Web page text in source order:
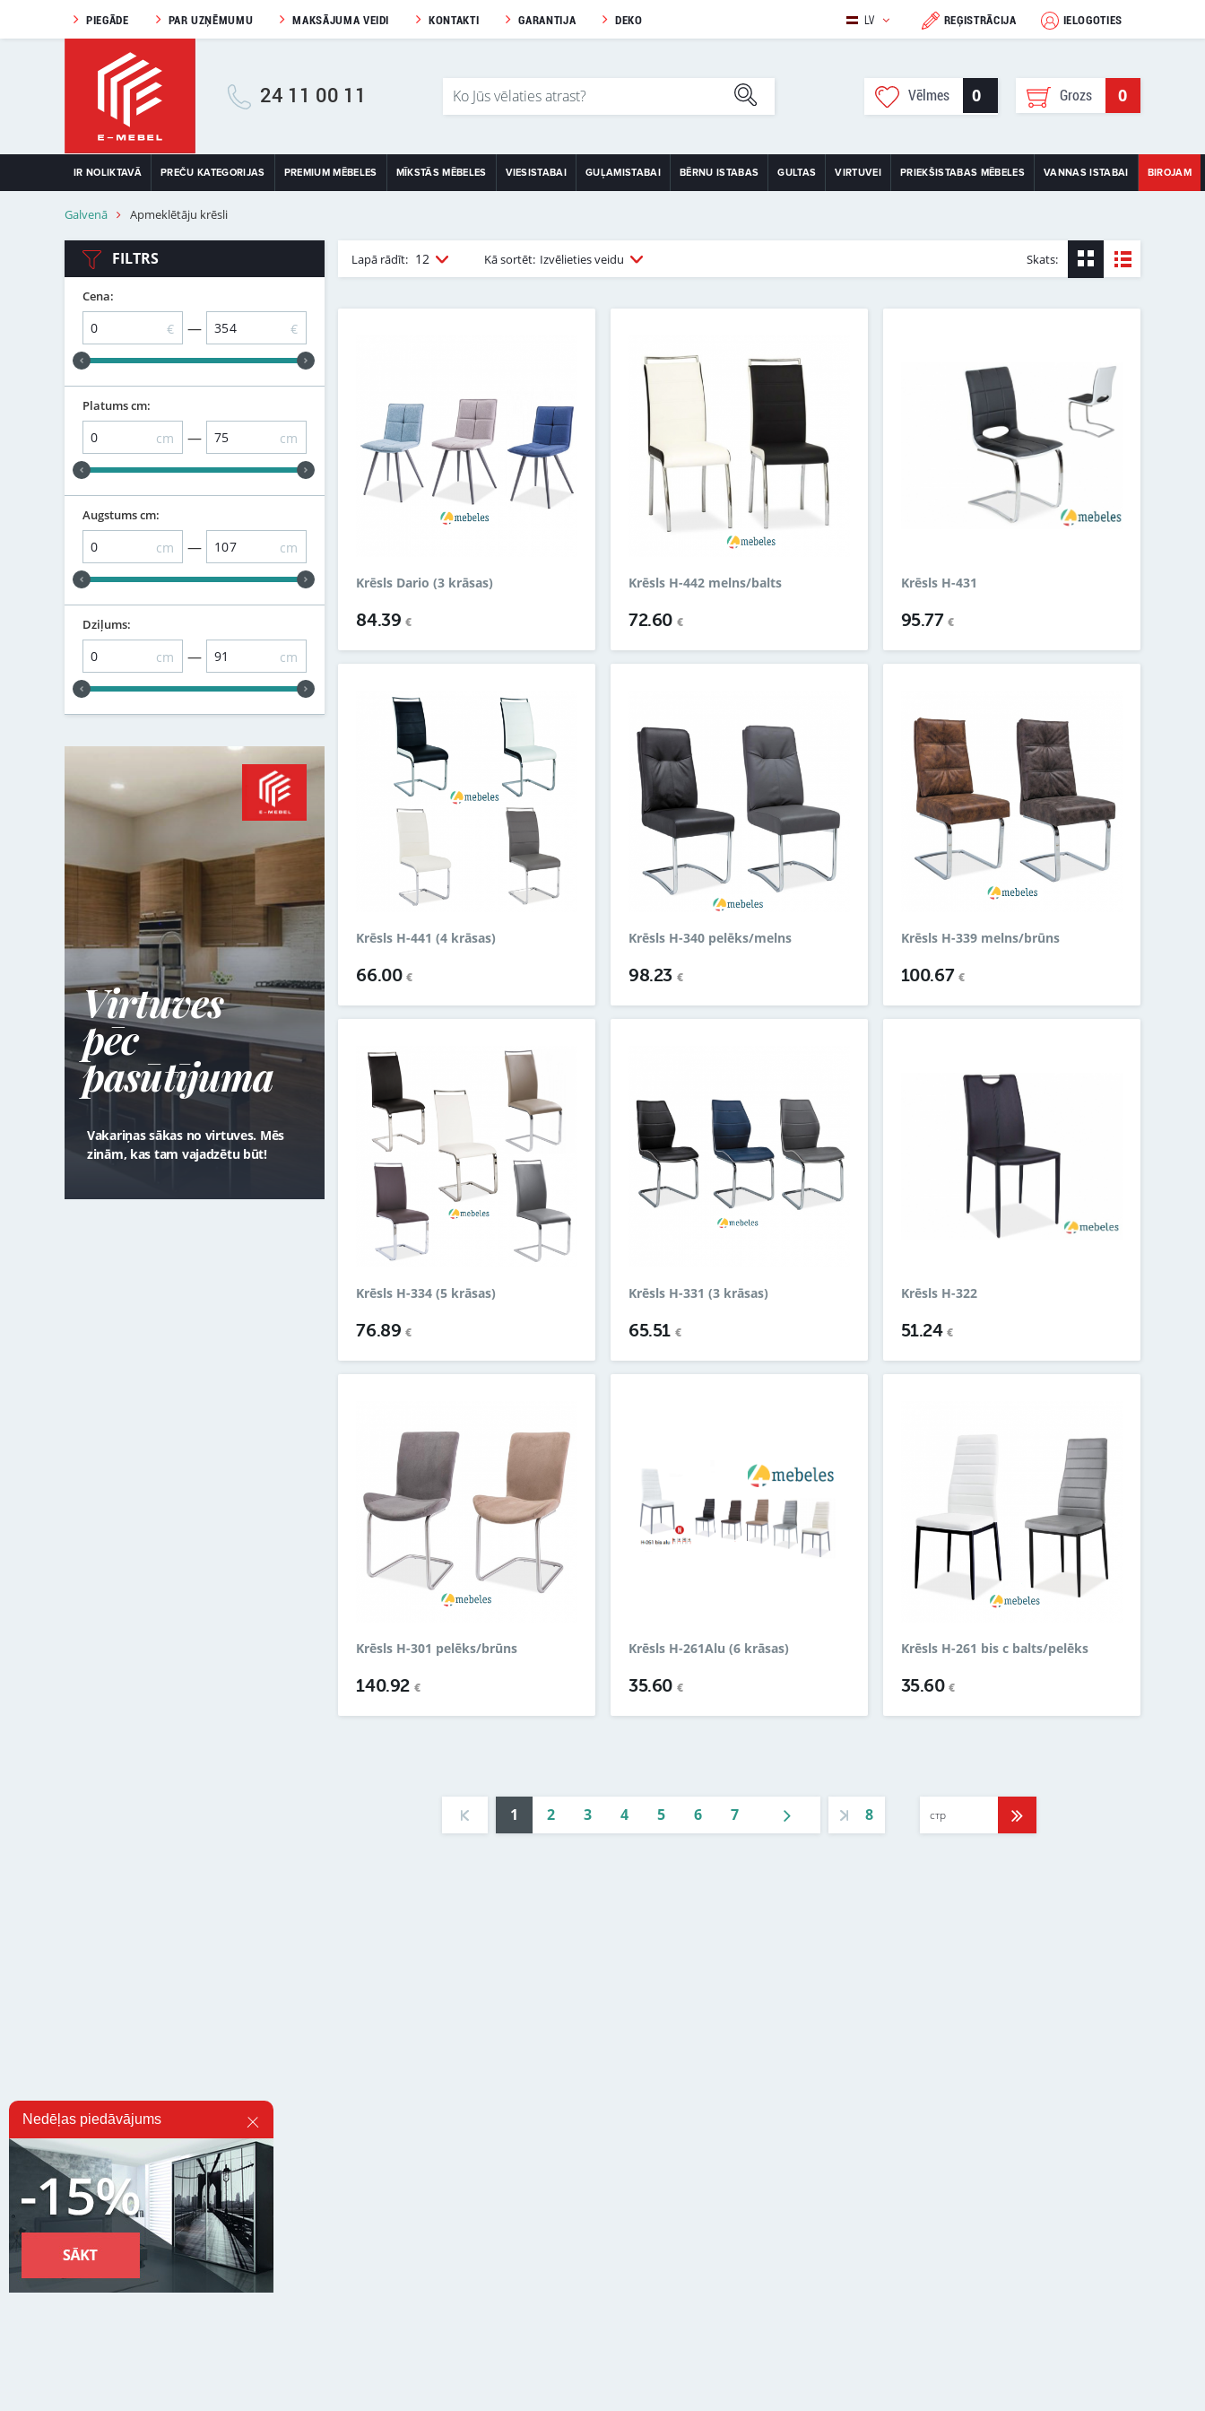
PIEGĀDE PAR UZŅĒMUMU MAKSĀJUMA VEIDI KONTAKTI GARANTIJA DEKO LV REĢISTRĀCIJA IELOGOTIES
24 11 00 11 Vēlmes 0 Grozs 0
IR NOLIKTAVĀ PREČU KATEGORIJAS PREMIUM MĒBELES MĪKSTĀS MĒBELES VIESISTABAI GUĻAMISTABAI BĒRNU ISTABAS GULTAS VIRTUVEI PRIEKŠISTABAS MĒBELES VANNAS ISTABAI BIROJAM
Galvenā Apmeklētāju krēsli
FILTRS
Cena:
€ — €
Platums cm:
cm — cm
Augstums cm:
cm — cm
Dziļums:
cm — cm
Virtuves
pēc
pasūtījuma
Vakariņas sākas no virtuves. Mēs
zinām, kas tam vajadzētu būt!
Lapā rādīt: 12 Kā sortēt: Izvēlieties veidu Skats:
Krēsls Dario (3 krāsas)
84.39 €
Krēsls H-442 melns/balts
72.60 €
Krēsls H-431
95.77€
Krēsls H-441 (4 krāsas)
66.00 €
Krēsls H-340 pelēks/melns
98.23 €
Krēsls H-339 melns/brūns
100.67 €
Krēsls H-334 (5 krāsas)
76.89 €
Krēsls H-331 (3 krāsas)
65.51 €
Krēsls H-322
51.24€
Krēsls H-301 pelēks/brūns
140.92 €
Krēsls H-261Alu (6 krāsas)
35.60 €
Krēsls H-261 bis c balts/pelēks
35.60€
1 2 3 4 5 6 7 8
Nedēļas piedāvājums